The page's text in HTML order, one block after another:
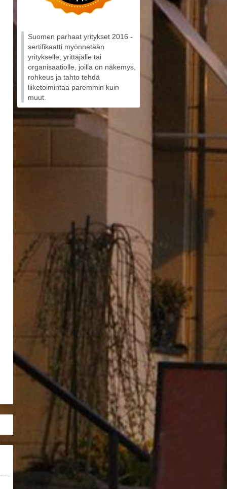
Suomen parhaat yritykset 2016 -
sertifikaatti myönnetään
yritykselle, yrittäjälle tai
organisaatiolle, joilla on näkemys,
rohkeus ja tahto tehdä
liiketoimintaa paremmin kuin
muut.